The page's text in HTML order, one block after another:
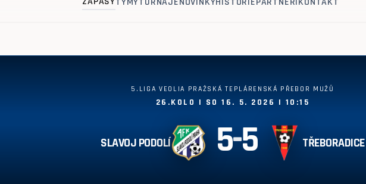
5.LIGA VEOLIA PRAŽSKÁ TEPLÁRENSKÁ PŘEBOR MUŽŮ
26.KOLO | SO 16. 5. 2026 | 10:15
SLAVOJ PODOLÍ 5-5 TŘEBORADICE